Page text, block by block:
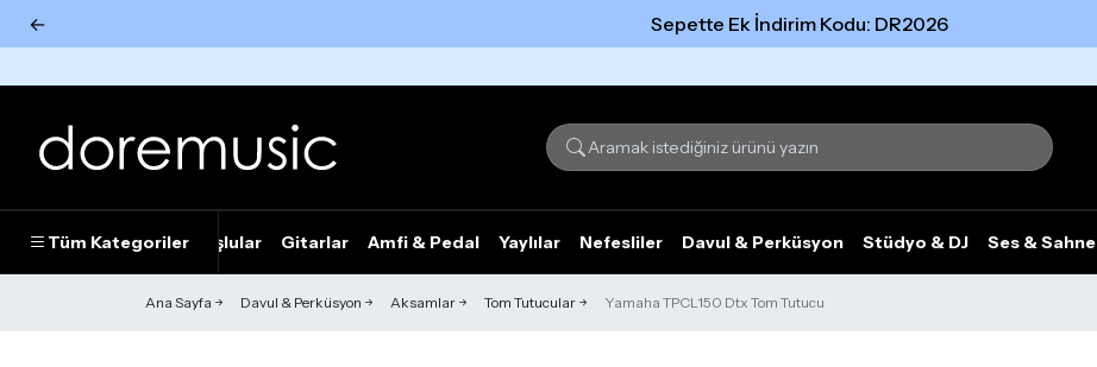
← Sepette Ek İndirim Kodu: DR2026
Tüm Kategoriler
Piyanolar Tuşlular Gitarlar Amfi & Pedal Yaylılar Nefesliler Davul & Perküsyon Stüdyo & DJ Ses & Sahne
Ana Sayfa Davul & Perküsyon Aksamlar Tom Tutucular Yamaha TPCL150 Dtx Tom Tutucu
Tümünü Gör Tümünü gör